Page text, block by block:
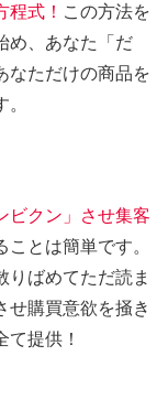
式！ この方法を
め、あなた「だ
なただけの商品を
ビクン」させ集客
とは簡単です。
りばめてただ読ま
せ購買意欲を掻き
提供！